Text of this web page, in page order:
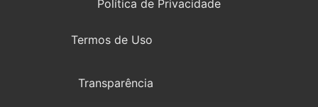
Política de Privacidade
Termos de Uso
Transparência